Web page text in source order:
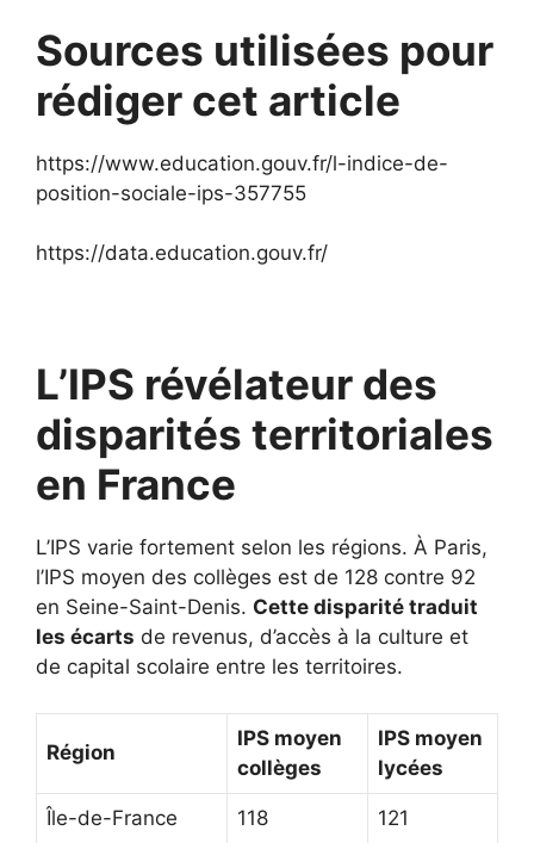
Sources utilisées pour
rédiger cet article
https://www.education.gouv.fr/l-indice-de-
position-sociale-ips-357755
https://data.education.gouv.fr/
L’IPS révélateur des
disparités territoriales
en France
L’IPS varie fortement selon les régions. À Paris,
l’IPS moyen des collèges est de 128 contre 92
en Seine-Saint-Denis. Cette disparité traduit
les écarts de revenus, d’accès à la culture et
de capital scolaire entre les territoires.
Région
IPS moyen
collèges
IPS moyen
lycées
Île-de-France 118 121